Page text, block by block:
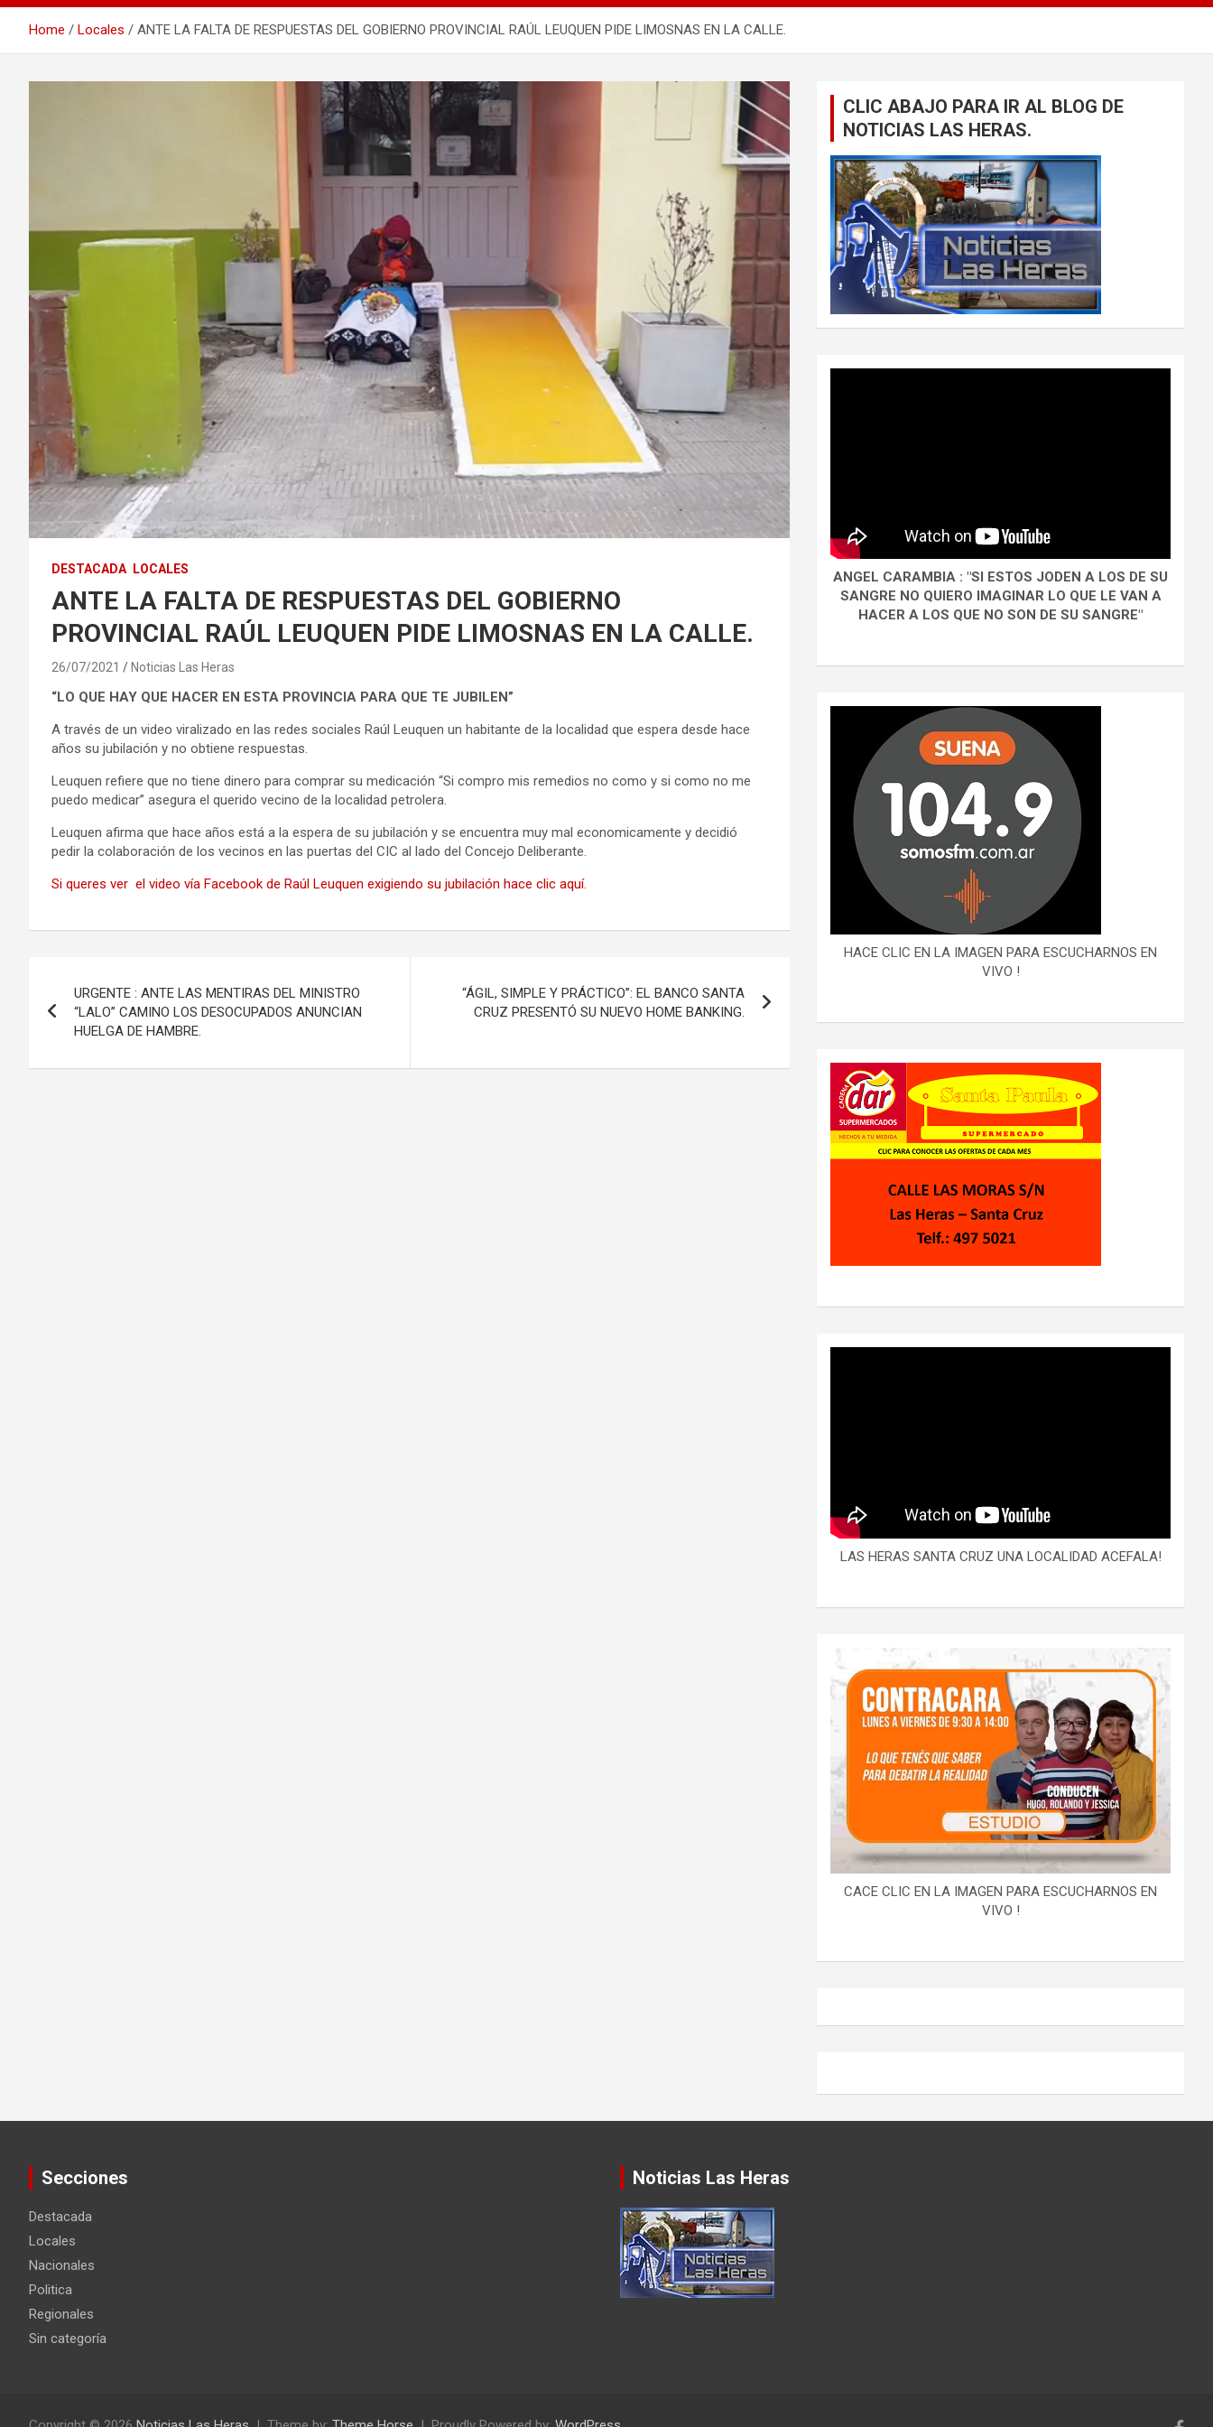
Home Locales ANTE LA FALTA DE RESPUESTAS DEL GOBIERNO PROVINCIAL RAÚL LEUQUEN PIDE LIMOSNAS EN LA CALLE.
DESTACADA LOCALES
ANTE LA FALTA DE RESPUESTAS DEL GOBIERNO
PROVINCIAL RAÚL LEUQUEN PIDE LIMOSNAS EN LA CALLE.
26/07/2021 Noticias Las Heras
“LO QUE HAY QUE HACER EN ESTA PROVINCIA PARA QUE TE JUBILEN”
A través de un video viralizado en las redes sociales Raúl Leuquen un habitante de la localidad que espera desde hace
años su jubilación y no obtiene respuestas.
Leuquen refiere que no tiene dinero para comprar su medicación “Si compro mis remedios no como y si como no me
puedo medicar” asegura el querido vecino de la localidad petrolera.
Leuquen afirma que hace años está a la espera de su jubilación y se encuentra muy mal economicamente y decidió
pedir la colaboración de los vecinos en las puertas del CIC al lado del Concejo Deliberante.
Si queres ver el video vía Facebook de Raúl Leuquen exigiendo su jubilación hace clic aquí.
de
URGENTE : ANTE LAS MENTIRAS DEL MINISTRO
“LALO” CAMINO LOS DESOCUPADOS ANUNCIAN
HUELGA DE HAMBRE.
“ÁGIL, SIMPLE Y PRÁCTICO”: EL BANCO SANTA
CRUZ PRESENTÓ SU NUEVO HOME BANKING.
CLIC ABAJO PARA IR AL BLOG DE
NOTICIAS LAS HERAS.
ANGEL CARAMBIA : "SI ESTOS JODEN A LOS DE SU
SANGRE NO QUIERO IMAGINAR LO QUE LE VAN A
HACER A LOS QUE NO SON DE SU SANGRE"
HACE CLIC EN LA IMAGEN PARA ESCUCHARNOS EN
VIVO !
LAS HERAS SANTA CRUZ UNA LOCALIDAD ACEFALA!
CACE CLIC EN LA IMAGEN PARA ESCUCHARNOS EN
VIVO !
Secciones
Destacada
Locales
Nacionales
Politica
Regionales
Sin categoría
Noticias Las Heras